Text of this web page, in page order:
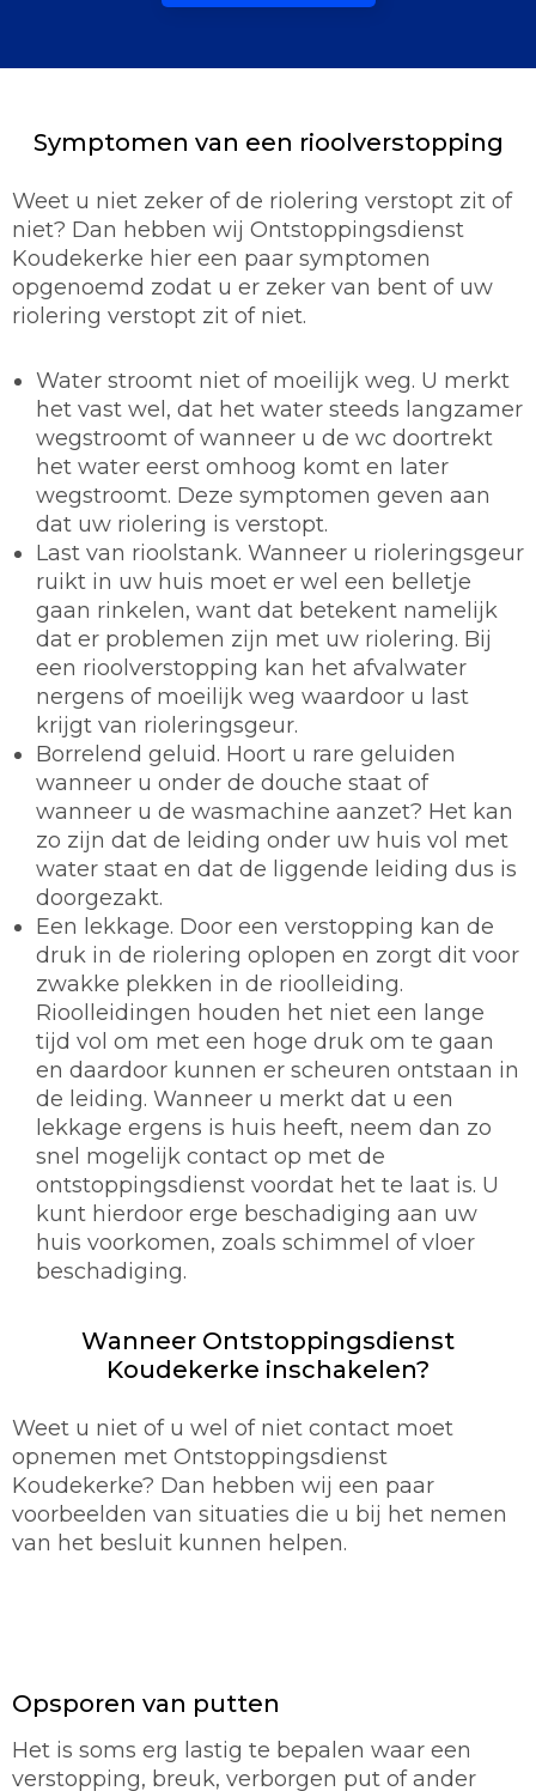
Symptomen van een rioolverstopping
Weet u niet zeker of de riolering verstopt zit of
niet? Dan hebben wij Ontstoppingsdienst
Koudekerke hier een paar symptomen
opgenoemd zodat u er zeker van bent of uw
riolering verstopt zit of niet.
Water stroomt niet of moeilijk weg. U merkt
het vast wel, dat het water steeds langzamer
wegstroomt of wanneer u de wc doortrekt
het water eerst omhoog komt en later
wegstroomt. Deze symptomen geven aan
dat uw riolering is verstopt.
Last van rioolstank. Wanneer u rioleringsgeur
ruikt in uw huis moet er wel een belletje
gaan rinkelen, want dat betekent namelijk
dat er problemen zijn met uw riolering. Bij
een rioolverstopping kan het afvalwater
nergens of moeilijk weg waardoor u last
krijgt van rioleringsgeur.
Borrelend geluid. Hoort u rare geluiden
wanneer u onder de douche staat of
wanneer u de wasmachine aanzet? Het kan
zo zijn dat de leiding onder uw huis vol met
water staat en dat de liggende leiding dus is
doorgezakt.
Een lekkage. Door een verstopping kan de
druk in de riolering oplopen en zorgt dit voor
zwakke plekken in de rioolleiding.
Rioolleidingen houden het niet een lange
tijd vol om met een hoge druk om te gaan
en daardoor kunnen er scheuren ontstaan in
de leiding. Wanneer u merkt dat u een
lekkage ergens is huis heeft, neem dan zo
snel mogelijk contact op met de
ontstoppingsdienst voordat het te laat is. U
kunt hierdoor erge beschadiging aan uw
huis voorkomen, zoals schimmel of vloer
beschadiging.
Wanneer Ontstoppingsdienst
Koudekerke inschakelen?
Weet u niet of u wel of niet contact moet
opnemen met Ontstoppingsdienst
Koudekerke? Dan hebben wij een paar
voorbeelden van situaties die u bij het nemen
van het besluit kunnen helpen.
Opsporen van putten
Het is soms erg lastig te bepalen waar een
verstopping, breuk, verborgen put of ander